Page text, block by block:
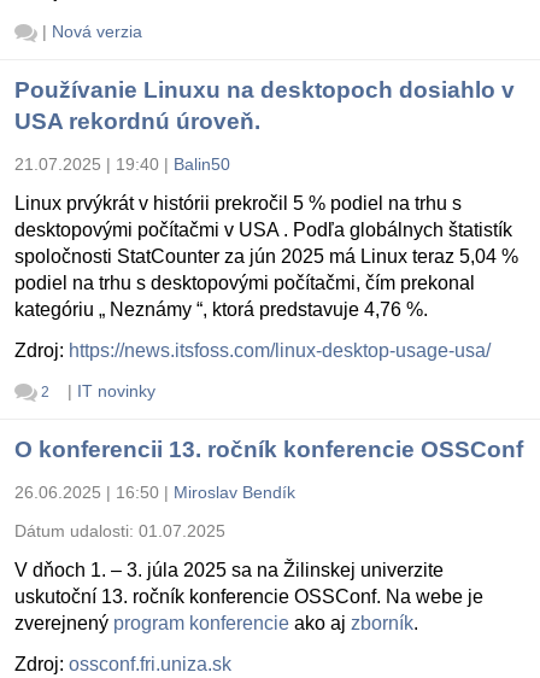
| Nová verzia
Používanie Linuxu na desktopoch dosiahlo v
USA rekordnú úroveň.
21.07.2025 | 19:40 | Balin50
Linux prvýkrát v histórii prekročil 5 % podiel na trhu s
desktopovými počítačmi v USA . Podľa globálnych štatistík
spoločnosti StatCounter za jún 2025 má Linux teraz 5,04 %
podiel na trhu s desktopovými počítačmi, čím prekonal
kategóriu „ Neznámy “, ktorá predstavuje 4,76 %.
Zdroj: https://news.itsfoss.com/linux-desktop-usage-usa/
2 | IT novinky
O konferencii 13. ročník konferencie OSSConf
26.06.2025 | 16:50 | Miroslav Bendík
Dátum udalosti: 01.07.2025
V dňoch 1. – 3. júla 2025 sa na Žilinskej univerzite
uskutoční 13. ročník konferencie OSSConf. Na webe je
zverejnený program konferencie ako aj zborník.
Zdroj: ossconf.fri.uniza.sk